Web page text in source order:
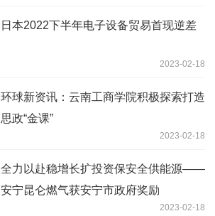
日本2022下半年电子设备贸易首现逆差
2023-02-18
环球新资讯：云南工商学院积极探索打造
思政“金课”
2023-02-18
全力以赴稳增长扩投资保安全供能源——
安宁昆仑燃气获安宁市政府奖励
2023-02-18